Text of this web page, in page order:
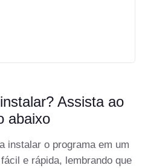
Assista ao
abaixo
instalar o programa em um
e rápida, lembrando que